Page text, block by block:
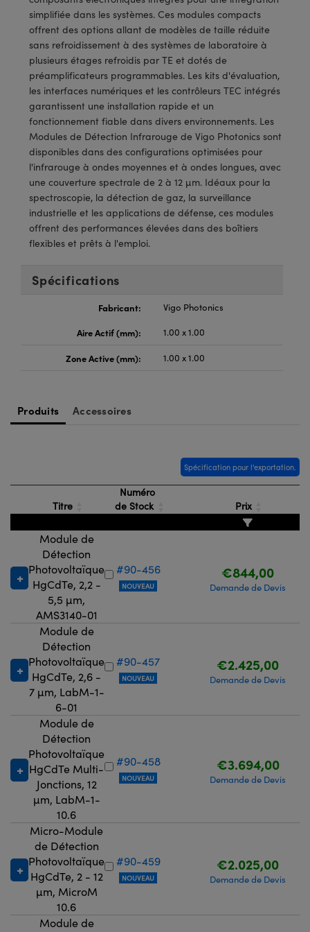
ou Coupleurs
de Poche ou à Mesure Directe
: Microscopie
pour Caméras
: Caméras
Optiques Lightpath
Labs™
Gratings™
Optiques de SCHOTT
simplifiée dans les systèmes. Ces modules compacts
offrent des options allant de modèles de taille réduite
sans refroidissement à des systèmes de laboratoire à
plusieurs étages refroidis par TE et dotés de
préamplificateurs programmables. Les kits d'évaluation,
les interfaces numériques et les contrôleurs TEC intégrés
garantissent une installation rapide et un
fonctionnement fiable dans divers environnements. Les
Modules de Détection Infrarouge de Vigo Photonics sont
disponibles dans des configurations optimisées pour
l'infrarouge à ondes moyennes et à ondes longues, avec
une couverture spectrale de 2 à 12 µm. Idéaux pour la
spectroscopie, la détection de gaz, la surveillance
industrielle et les applications de défense, ces modules
offrent des performances élevées dans des boîtiers
flexibles et prêts à l'emploi.
Spécifications
Fabricant:
Vigo Photonics
Aire Actif (mm):
1.00 x 1.00
Zone Active (mm): 1.00 x 1.00
Produits Accessoires
Spécification pour l'exportation.
Titre
Numéro
de Stock
Prix
Module de
Détection
Photovoltaïque
HgCdTe, 2,2 -
5,5 µm,
AMS3140-01
#90-456
NOUVEAU
€844,00
Demande de Devis
Module de
Détection
Photovoltaïque
HgCdTe, 2,6 -
7 µm, LabM-1-
6-01
#90-457
NOUVEAU
€2.425,00
Demande de Devis
Module de
Détection
Photovoltaïque
HgCdTe Multi-
Jonctions, 12
µm, LabM-1-
10.6
#90-458
NOUVEAU
€3.694,00
Demande de Devis
Micro-Module
de Détection
Photovoltaïque
HgCdTe, 2 - 12
µm, MicroM
10.6
#90-459
NOUVEAU
€2.025,00
Demande de Devis
Module de